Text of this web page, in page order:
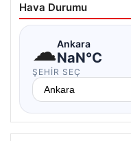
Hava Durumu
☁Ankara
NaN°C
ŞEHIR SEÇ